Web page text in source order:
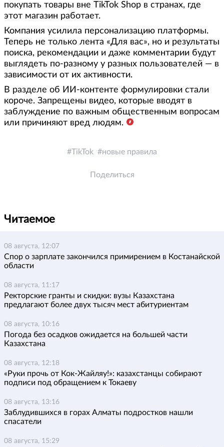
покупать товары вне TikTok Shop в странах, где
этот магазин работает.
Компания усилила персонализацию платформы.
Теперь не только лента «Для вас», но и результаты
поиска, рекомендации и даже комментарии будут
выглядеть по-разному у разных пользователей — в
зависимости от их активности.
В разделе об ИИ-контенте формулировки стали
короче. Запрещены видео, которые вводят в
заблуждение по важным общественным вопросам
или причиняют вред людям.
TikTok новые правила
Поделиться
Читаемое
08 августа, 12:07
Спор о зарплате закончился примирением в Костанайской
области
08 августа, 11:17
Ректорские гранты и скидки: вузы Казахстана
предлагают более двух тысяч мест абитуриентам
08 августа, 10:16
Погода без осадков ожидается на большей части
Казахстана
08 августа, 12:18
«Руки прочь от Кок-Жайляу!»: казахстанцы собирают
подписи под обращением к Токаеву
08 августа, 13:16
Заблудившихся в горах Алматы подростков нашли
спасатели
08 августа, 15:29